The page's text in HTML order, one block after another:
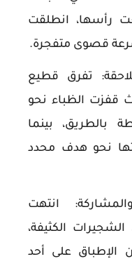
رأسها، انطلقت
قصوى متفجرة.
تفرق قطيع
قفزت الظباء نحو
بالطريق، بينما
نحو هدف محدد
انتهت
الكثيفة،
الإطباق على أحد